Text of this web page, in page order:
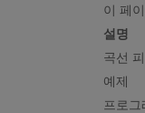
이 페
설명
곡선
예제
프로